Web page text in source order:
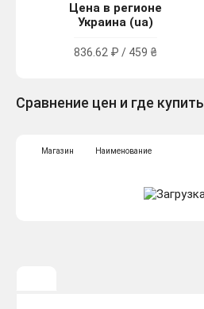
Цена в регионе
Украина (ua)
836.62 ₽ / 459 ₴
Сравнение цен и где купить
Магазин Наименование